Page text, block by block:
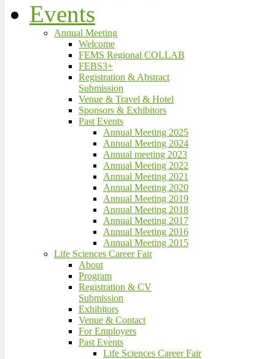
Events
Annual Meeting
Welcome
FEMS Regional COLLAB
FEBS3+
Registration & Abstract
Submission
Venue & Travel & Hotel
Sponsors & Exhibitors
Past Events
Annual Meeting 2025
Annual Meeting 2024
Annual meeting 2023
Annual Meeting 2022
Annual Meeting 2021
Annual Meeting 2020
Annual Meeting 2019
Annual Meeting 2018
Annual Meeting 2017
Annual Meeting 2016
Annual Meeting 2015
Life Sciences Career Fair
About
Program
Registration & CV
Submission
Exhibitors
Venue & Contact
For Employers
Past Events
Life Sciences Career Fair